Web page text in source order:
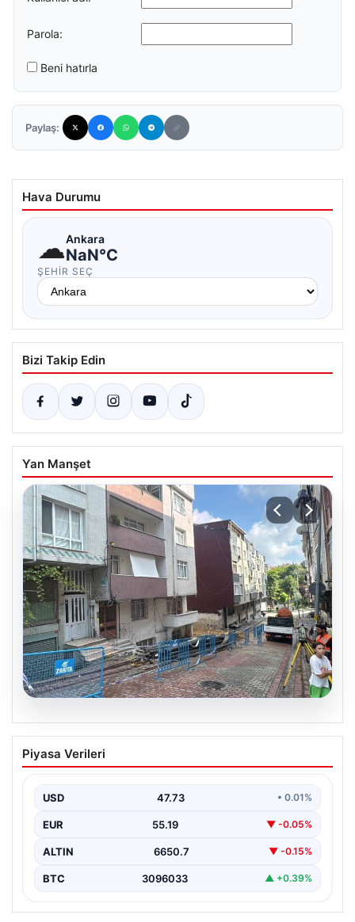
Parola:
Beni hatırla
Paylaş:
Hava Durumu
☁Ankara
NaN°C
ŞEHIR SEÇ
Bizi Takip Edin
Yan Manşet
Temel kazısı etrafındaki binalara zarar
verdi. 4 bina boşaltıldı
Piyasa Verileri
USD 47.73 • 0.01%
EUR 55.19 ▼ -0.05%
ALTIN 6650.7 ▼ -0.15%
BTC 3096033 ▲ +0.39%